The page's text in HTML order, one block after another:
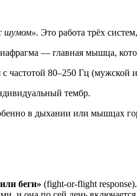
шумом». Это работа трёх
— главная мышца,
частотой 80–250 Гц (мужской
тембр.
в дыхании или мышцах
беги» (fight-or-flight